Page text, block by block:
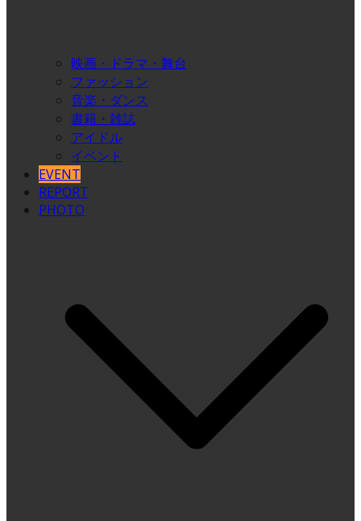
映画・ドラマ・舞台
ファッション
音楽・ダンス
書籍・雑誌
アイドル
イベント
EVENT
REPORT
PHOTO